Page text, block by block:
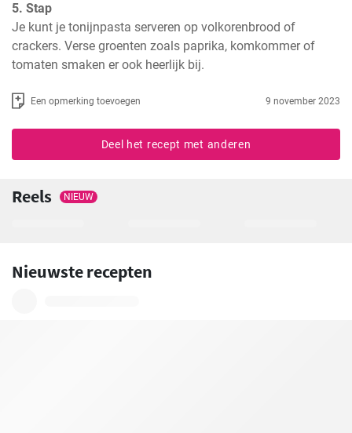
5. Stap
Je kunt je tonijnpasta serveren op volkorenbrood of
crackers. Verse groenten zoals paprika, komkommer of
tomaten smaken er ook heerlijk bij.
Een opmerking toevoegen 9 november 2023
Deel het recept met anderen
Reels NIEUW
Nieuwste recepten